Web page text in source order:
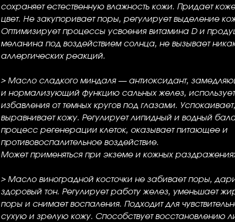
сохраняет естественную влажность кожи. Придает
цвет. Не закупоривает поры, регулирует выделение
Оптимизирует процессы усвоения витамина D и
меланина под воздействием солнца, не вызывает
аллергических реакций.
> Масло сладкого миндаля— антиоксидант,
и нормализующий функцию сальных желез,
избавления от темных кругов под глазами.
выравнивает кожу. Регулирует липидный и водный
процесс регенерации клеток, оказывает питающее и
противовоспалительное воздействие.
Может применяться при экземе и кожных
> Масло виноградной косточки не забивает поры,
здоровый тон. Регулирует работу желез, уменьшает
поры и снимает воспаления. Подходит для
сухую и зрелую кожу. Способствует восстановлению